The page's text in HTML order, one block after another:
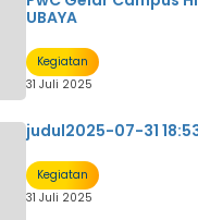
UBAYA
Kegiatan
31 Juli 2025
judul2025-07-31
Kegiatan
31 Juli 2025